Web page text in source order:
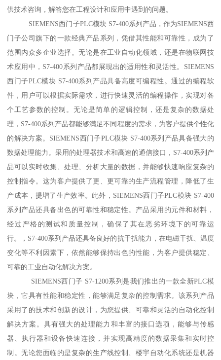
供技术咨询，解答您在工程设计和应用中遇到的问题。
SIEMENS西门子PLC模块 S7-400系列产品，作为SIEMENS西
门子公司旗下的一款经典产品系列，凭借其性能和可靠性，成为了
范围内众多企业选择。无论是在工业自动化领域，还是在物联网技
术应用中，S7-400系列产品都展现出的适用性和灵活性。SIEMENS
西门子PLC模块 S7-400系列产品具备高度可编程性。通过的编程软
件，用户可以根据实际需求，进行快速灵活的编程操作，实现对各
个工艺参数的控制。无论是简单的逻辑控制，还是复杂的数据处
理，S7-400系列产品都能够满足不同程度的需求，为客户提供个性化
的解决方案。SIEMENS西门子PLC模块 S7-400系列产品具备强大的
数据处理能力。采用的处理器技术和高速的通信接口，S7-400系列产
品可以实时收集、处理、分析大量的数据，并能够快速响应复杂的
控制指令。这为客户提供了更、更可靠的生产流程管理，降低了生
产成本，提增了生产效率。此外，SIEMENS西门子PLC模块 S7-400
系列产品还具备出色的可靠性和稳定性。产品采用的元件和材料，
经过严格的测试和质量控制，确保了其在恶劣环境下的可靠运
行。，S7-400系列产品还具备良好的抗干扰能力，在电磁干扰、温度
变化等不利因素下，依然能够保持出色的性能，为客户提供稳定、
可靠的工业自动化解决方案。
SIEMENS西门子 S7-1200系列是我们推出的一款全新PLC模
块，它具有性能和稳定性，能够满足复杂的控制需求。该系列产品
采用了的技术和创新的设计，为您提供、可靠和灵活的自动化控制
解决方案。具有强大的处理能力和丰富的接口选项，能够与传感
器、执行器和设备快速连接，并实现高精度的数据采集和实时控
制。无论您面临的是复杂的生产线控制、楼宇自动化系统还是机器